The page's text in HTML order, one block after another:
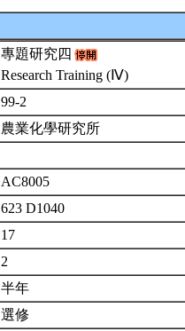
專題研究四
Research Training (Ⅳ)
99-2
農業化學研究所
AC8005
623 D1040
17
2
半年
選修